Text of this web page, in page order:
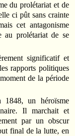
du prolétariat et de
ci pût sans crainte
cet antagonisme
au prolétariat de se
significatif et
rapports politiques
de la période
1848, un héroïsme
Il marchait et
par un obscur
final de la lutte, en